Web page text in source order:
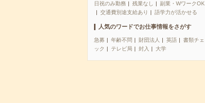
日祝のみ勤務
残業なし
副業・WワークOK
交通費別途支給あり
語学力が活かせる
人気のワードでお仕事情報をさがす
急募 年齢不問 財団法人 英語
書類チェ
ック
テレビ局 封入 大学